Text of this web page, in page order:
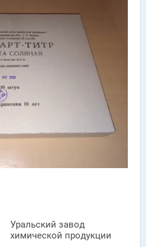
Уральский завод
химической продукции